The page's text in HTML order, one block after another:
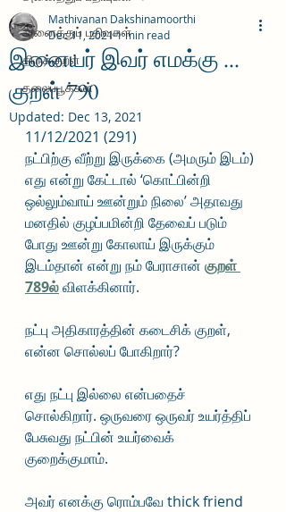
அனைத்துப் பதிவுகள்
திருக்குறள்
தலைப்பூக்கள்
இனையர் இவர் எமக்கு ...
குறள் 790
Mathivanan Dakshinamoorthi
Dec 11, 20211 min read
Updated: Dec 13, 2021
11/12/2021 (291)
நட்பிற்கு வீற்று இருக்கை (அமரும் இடம்)
எது என்று கேட்டால் ‘கொட்பின்றி
ஒல்லும்வாய் ஊன்றும் நிலை’ அதாவது
மனதில் குழப்பமின்றி தேவைப் படும்
போது ஊன்று கோலாய் இருக்கும்
இடம்தான் என்று நம் பேராசான் குறள்
789ல் விளக்கினார்.
நட்பு அதிகாரத்தின் கடைசிக் குறள்,
என்ன சொல்லப் போகிறார்?
எது நட்பு இல்லை என்பதைச்
சொல்கிறார். ஒருவரை ஒருவர் உயர்த்திப்
பேசுவது நட்பின் உயர்வைக்
குறைக்குமாம்.
அவர் எனக்கு ரொம்பவே thick friend